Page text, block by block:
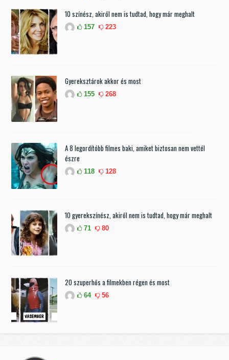
10 színész, akiről nem is tudtad, hogy már meghalt
157 223
Gyereksztárok akkor és most
155 268
A 8 legordítóbb filmes baki, amiket biztosan nem vettél
észre
118 128
10 gyerekszínész, akiről nem is tudtad, hogy már meghalt
71 80
20 szuperhős a filmekben régen és most
64 56